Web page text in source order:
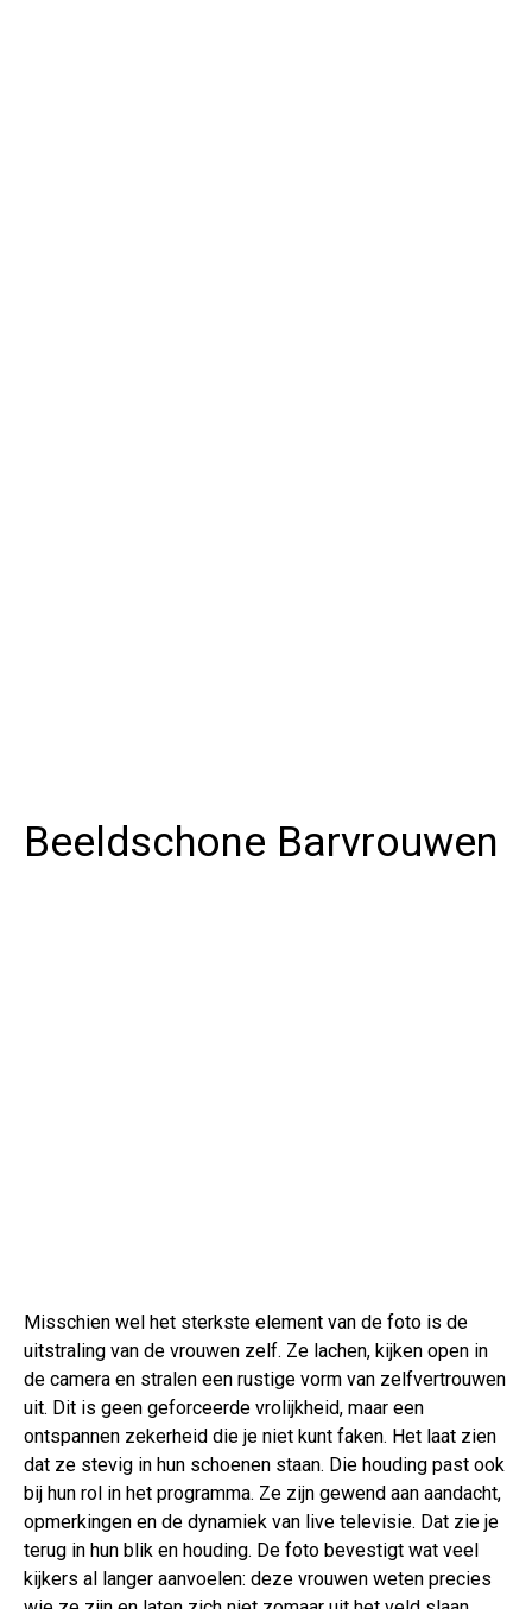
Beeldschone Barvrouwen
Misschien wel het sterkste element van de foto is de
uitstraling van de vrouwen zelf. Ze lachen, kijken open in
de camera en stralen een rustige vorm van zelfvertrouwen
uit. Dit is geen geforceerde vrolijkheid, maar een
ontspannen zekerheid die je niet kunt faken. Het laat zien
dat ze stevig in hun schoenen staan. Die houding past ook
bij hun rol in het programma. Ze zijn gewend aan aandacht,
opmerkingen en de dynamiek van live televisie. Dat zie je
terug in hun blik en houding. De foto bevestigt wat veel
kijkers al langer aanvoelen: deze vrouwen weten precies